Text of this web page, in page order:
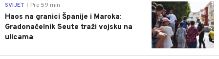
SVIJET Pre 59 min
Haos na granici Španije i Maroka:
Gradonačelnik Seute traži vojsku na
ulicama
0